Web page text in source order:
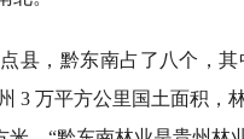
，黔东南占了八个，其
3 万平方公里国土面积，